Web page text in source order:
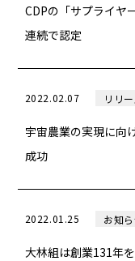
CDPの「サプライヤ
連続で認定
2022.02.07 リリー
宇宙農業の実現に向
成功
2022.01.25 お知
大林組は創業131年